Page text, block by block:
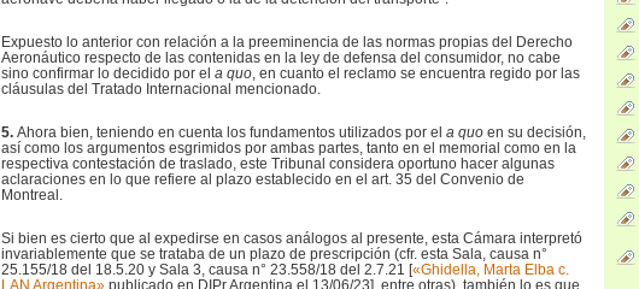
Expuesto lo anterior con relación a la preeminencia de las normas propias del Derecho
Aeronáutico respecto de las contenidas en la ley de defensa del consumidor, no cabe
sino confirmar lo decidido por el a quo, en cuanto el reclamo se encuentra regido por las
cláusulas del Tratado Internacional mencionado.
5. Ahora bien, teniendo en cuenta los fundamentos utilizados por el a quo en su decisión,
así como los argumentos esgrimidos por ambas partes, tanto en el memorial como en la
respectiva contestación de traslado, este Tribunal considera oportuno hacer algunas
aclaraciones en lo que refiere al plazo establecido en el art. 35 del Convenio de
Montreal.
Si bien es cierto que al expedirse en casos análogos al presente, esta Cámara interpretó
invariablemente que se trataba de un plazo de prescripción (cfr. esta Sala, causa n°
25.155/18 del 18.5.20 y Sala 3, causa n° 23.558/18 del 2.7.21 [«Ghidella, Marta Elba c.
LAN Argentina» publicado en DIPr Argentina el 13/06/23], entre otras), también lo es que